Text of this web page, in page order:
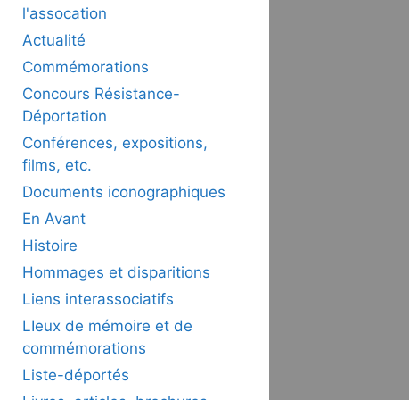
l'assocation
Actualité
Commémorations
Concours Résistance-
Déportation
Conférences, expositions,
films, etc.
Documents iconographiques
En Avant
Histoire
Hommages et disparitions
Liens interassociatifs
LIeux de mémoire et de
commémorations
Liste-déportés